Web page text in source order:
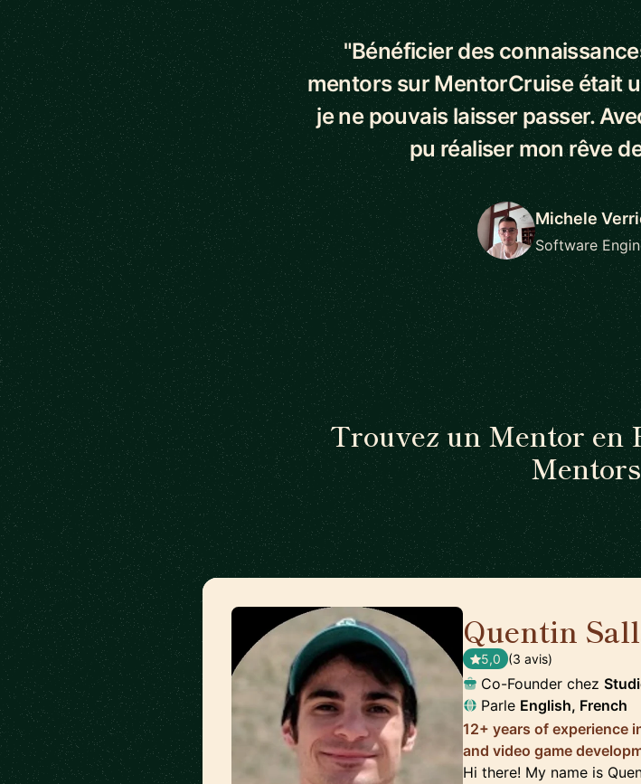
"Bénéficier des
mentors sur MentorCruise était
je ne pouvais laisser passer.
pu réaliser mon rêve
Michele
Software
Trouvez un Mentor en
Quentin
5,0 (3 avis)
Co-Founder chez
Parle English, French
12+ years of experience
and video game
Hi there! My name is